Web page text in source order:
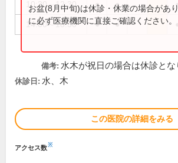
10:30～12:30 ● ● ●
14:00～18:30 ● ●
お盆(8月中旬)は休診・休業の場合があ
に必ず医療機関に直接ご確認ください。
備考: 水木が祝日の場合は休診とな
休診日: 水、木
この医院の詳細をみる
アクセス数※